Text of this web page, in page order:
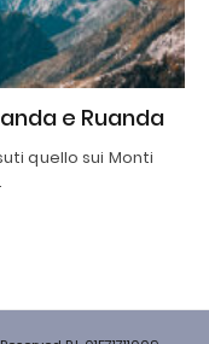
e Ruanda
quello sui Monti